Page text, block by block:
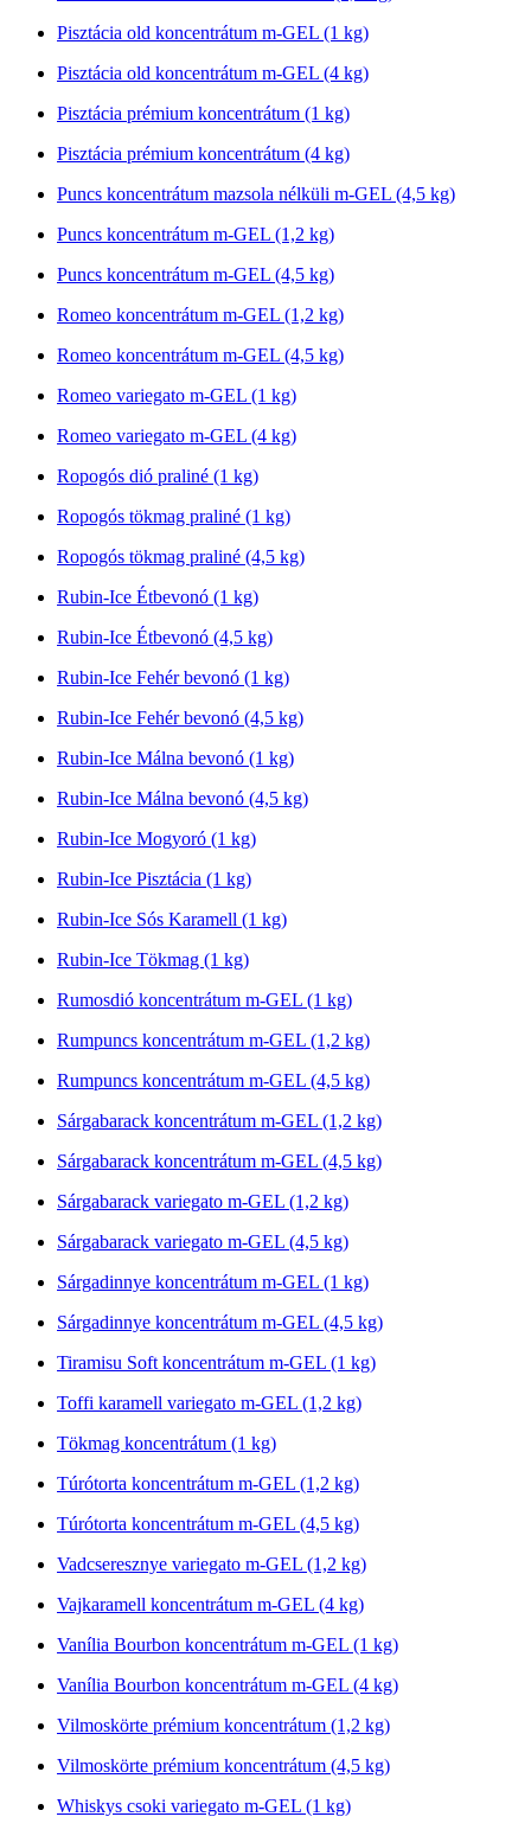
Pisztácia old koncentrátum m-GEL (1 kg)
Pisztácia old koncentrátum m-GEL (4 kg)
Pisztácia prémium koncentrátum (1 kg)
Pisztácia prémium koncentrátum (4 kg)
Puncs koncentrátum mazsola nélküli m-GEL (4,5 kg)
Puncs koncentrátum m-GEL (1,2 kg)
Puncs koncentrátum m-GEL (4,5 kg)
Romeo koncentrátum m-GEL (1,2 kg)
Romeo koncentrátum m-GEL (4,5 kg)
Romeo variegato m-GEL (1 kg)
Romeo variegato m-GEL (4 kg)
Ropogós dió praliné (1 kg)
Ropogós tökmag praliné (1 kg)
Ropogós tökmag praliné (4,5 kg)
Rubin-Ice Étbevonó (1 kg)
Rubin-Ice Étbevonó (4,5 kg)
Rubin-Ice Fehér bevonó (1 kg)
Rubin-Ice Fehér bevonó (4,5 kg)
Rubin-Ice Málna bevonó (1 kg)
Rubin-Ice Málna bevonó (4,5 kg)
Rubin-Ice Mogyoró (1 kg)
Rubin-Ice Pisztácia (1 kg)
Rubin-Ice Sós Karamell (1 kg)
Rubin-Ice Tökmag (1 kg)
Rumosdió koncentrátum m-GEL (1 kg)
Rumpuncs koncentrátum m-GEL (1,2 kg)
Rumpuncs koncentrátum m-GEL (4,5 kg)
Sárgabarack koncentrátum m-GEL (1,2 kg)
Sárgabarack koncentrátum m-GEL (4,5 kg)
Sárgabarack variegato m-GEL (1,2 kg)
Sárgabarack variegato m-GEL (4,5 kg)
Sárgadinnye koncentrátum m-GEL (1 kg)
Sárgadinnye koncentrátum m-GEL (4,5 kg)
Tiramisu Soft koncentrátum m-GEL (1 kg)
Toffi karamell variegato m-GEL (1,2 kg)
Tökmag koncentrátum (1 kg)
Túrótorta koncentrátum m-GEL (1,2 kg)
Túrótorta koncentrátum m-GEL (4,5 kg)
Vadcseresznye variegato m-GEL (1,2 kg)
Vajkaramell koncentrátum m-GEL (4 kg)
Vanília Bourbon koncentrátum m-GEL (1 kg)
Vanília Bourbon koncentrátum m-GEL (4 kg)
Vilmoskörte prémium koncentrátum (1,2 kg)
Vilmoskörte prémium koncentrátum (4,5 kg)
Whiskys csoki variegato m-GEL (1 kg)